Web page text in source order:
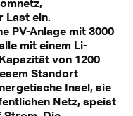
Last ein.
PV-Anlage mit 3000
mit einem Li-
von 1200
Standort
Insel, sie
Netz, speist